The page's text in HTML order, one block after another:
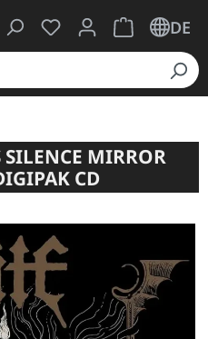
Du hast 0 Produkte
Warenkorb
DE
SILENCE MIRROR
CD